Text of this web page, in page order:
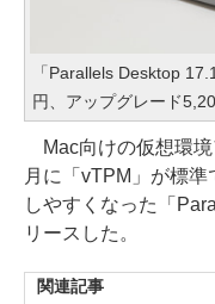
「Parallels Desktop
円、アップグレード
Mac向けの仮想環境
月に「vTPM」が標
しやすくなった「
リースした。
関連記事